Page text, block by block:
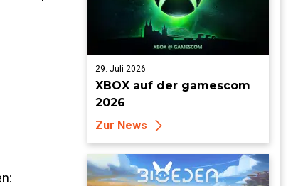
29. Juli 2026
XBOX auf der gamescom
2026
Zur News